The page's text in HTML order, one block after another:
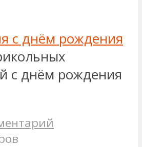
с днём рождения
с днём рождения